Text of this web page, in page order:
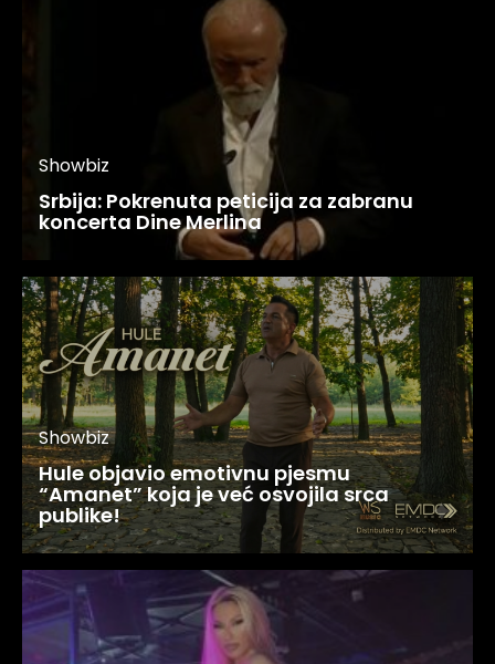
Showbiz
Srbija: Pokrenuta peticija za zabranu
koncerta Dine Merlina
Showbiz
Hule objavio emotivnu pjesmu
“Amanet” koja je već osvojila srca
publike!